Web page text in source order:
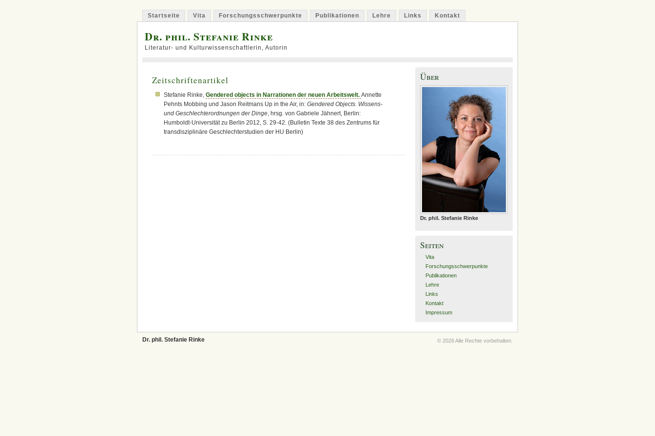
Startseite Vita Forschungsschwerpunkte Publikationen Lehre Links Kontakt
Dr. phil. Stefanie Rinke
Literatur- und Kulturwissenschaftlerin, Autorin
Zeitschriftenartikel
Stefanie Rinke,Gendered objects in Narrationen der neuen Arbeitswelt.Annette
Pehnts Mobbing und Jason Reitmans Up in the Air, in:Gendered Objects. Wissens-
und Geschlechterordnungen der Dinge, hrsg. von Gabriele Jähnert, Berlin:
Humboldt-Universität zu Berlin 2012, S. 29-42. (Bulletin Texte 38 des Zentrums für
transdisziplinäre Geschlechterstudien der HU Berlin)
Über
Dr. phil. Stefanie Rinke
Seiten
Vita
Forschungsschwerpunkte
Publikationen
Lehre
Links
Kontakt
Impressum
Dr. phil. Stefanie Rinke © 2026 Alle Rechte vorbehalten.